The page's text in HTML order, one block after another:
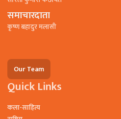
समाचारदाता
कृष्ण बहादुर मलासी
Our Team
Quick Links
कला-साहित्य